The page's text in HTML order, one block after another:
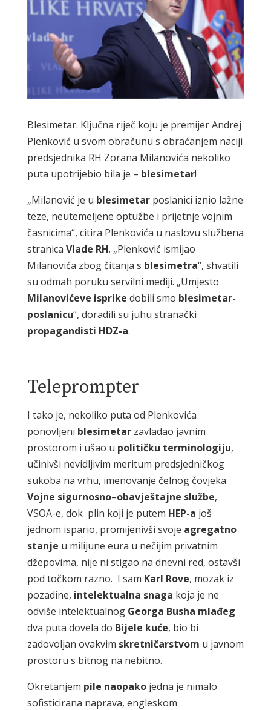
Blesimetar. Ključna riječ koju je premijer Andrej
Plenković u svom obračunu s obraćanjem naciji
predsjednika RH Zorana Milanovića nekoliko
puta upotrijebio bila je – blesimetar!
„Milanović je u blesimetarposlanici iznio lažne
teze, neutemeljene optužbe i prijetnje vojnim
časnicima“, citira Plenkovića u naslovu službena
stranica Vlade RH. „Plenković ismijao
Milanovića zbog čitanja s blesimetra“, shvatili
su odmah poruku servilni mediji. „Umjesto
Milanovićeve isprike dobili smo blesimetar-
poslanicu“, doradili su juhu stranački
propagandisti HDZ-a.
Teleprompter
I tako je, nekoliko puta od Plenkovića
ponovljeni blesimetarzavladao javnim
prostorom i ušao u političku terminologiju,
učinivši nevidljivim meritum predsjedničkog
sukoba na vrhu, imenovanje čelnog čovjeka
Vojne sigurnosno–obavještajne službe,
VSOA-e, dok plin koji je putem HEP-a još
jednom ispario, promijenivši svoje agregatno
stanje u milijune eura u nečijim privatnim
džepovima, nije ni stigao na dnevni red, ostavši
pod točkom razno. I sam Karl Rove, mozak iz
pozadine, intelektualna snaga koja je ne
odviše intelektualnog Georga Busha mlađeg
dva puta dovela do Bijele kuće, bio bi
zadovoljan ovakvim skretničarstvom u javnom
prostoru s bitnog na nebitno.
Okretanjem pile naopakojedna je nimalo
sofisticirana naprava, engleskom